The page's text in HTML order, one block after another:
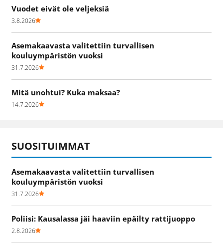
Vuodet eivät ole veljeksiä
3.8.2026
Asemakaavasta valitettiin turvallisen
kouluympäristön vuoksi
31.7.2026
Mitä unohtui? Kuka maksaa?
14.7.2026
SUOSITUIMMAT
Asemakaavasta valitettiin turvallisen
kouluympäristön vuoksi
31.7.2026
Poliisi: Kausalassa jäi haaviin epäilty rattijuoppo
2.8.2026